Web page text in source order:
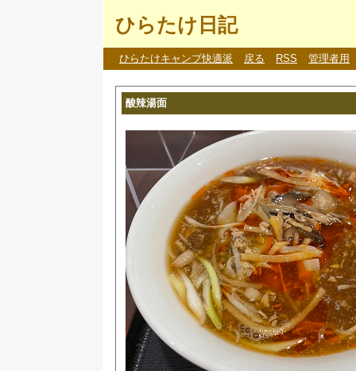
ひらたけ日記
ひらたけキャンプ快適派 戻る RSS 管理者用
酸辣湯面